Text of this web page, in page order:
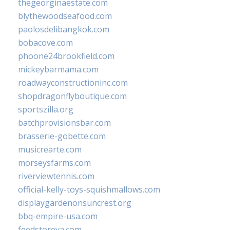
thegeorginaestate.com
blythewoodseafood.com
paolosdelibangkok.com
bobacove.com
phoone24brookfield.com
mickeybarmama.com
roadwayconstructioninc.com
shopdragonflyboutique.com
sportszilla.org
batchprovisionsbar.com
brasserie-gobette.com
musicrearte.com
morseysfarms.com
riverviewtennis.com
official-kelly-toys-squishmallows.com
displaygardenonsuncrest.org
bbq-empire-usa.com